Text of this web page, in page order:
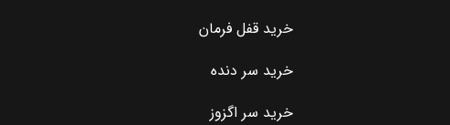
خرید قفل فرمان
خرید سر دنده
خرید سر اگزوز